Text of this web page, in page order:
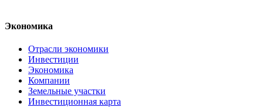
Экономика
Отрасли экономики
Инвестиции
Экономика
Компании
Земельные участки
Инвестиционная карта